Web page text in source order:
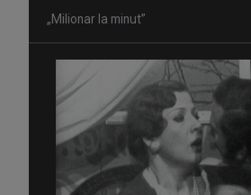
„Milionar la minut”